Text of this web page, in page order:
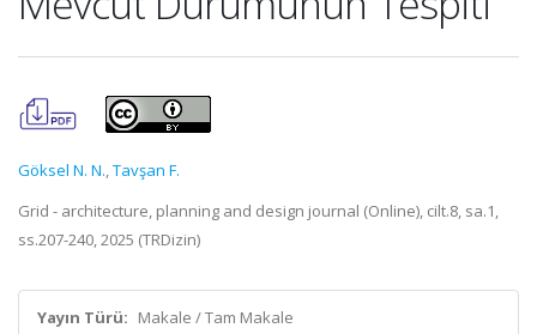
Göksel N. N.,Tavşan F.
Grid - architecture, planning and design journal (Online), cilt.8, sa.1,
ss.207-240, 2025 (TRDizin)
Yayın Türü: Makale / Tam Makale